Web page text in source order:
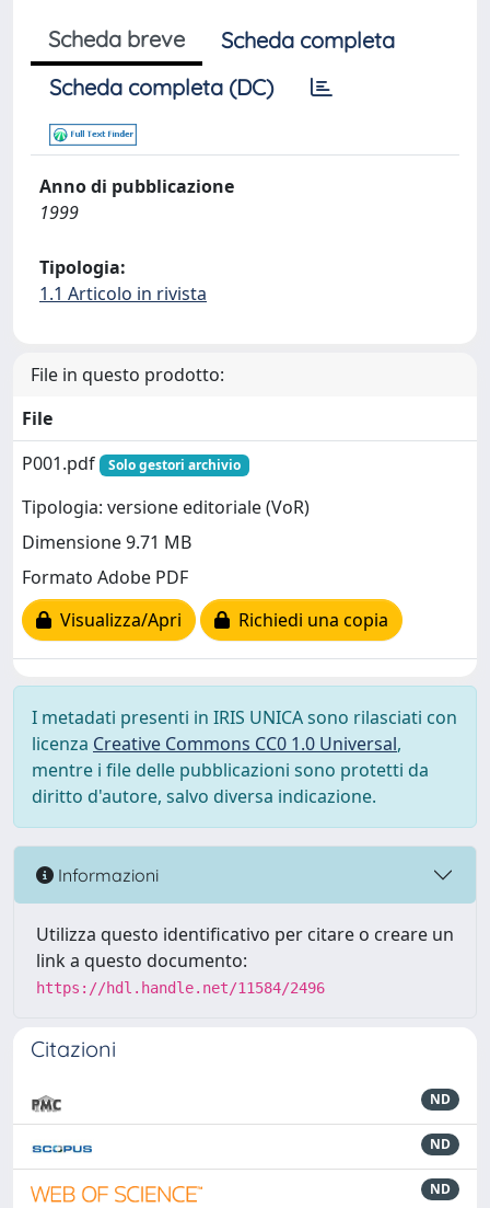
Scheda breve
Scheda completa
Scheda completa (DC)
Anno di pubblicazione
1999
Tipologia:
1.1 Articolo in rivista
File in questo prodotto:
File
P001.pdf
Solo gestori archivio
Tipologia: versione editoriale (VoR)
Dimensione 9.71 MB
Formato Adobe PDF
Visualizza/Apri
Richiedi una copia
I metadati presenti in IRIS UNICA sono rilasciati con
licenza Creative Commons CC0 1.0 Universal,
mentre i file delle pubblicazioni sono protetti da
diritto d'autore, salvo diversa indicazione.
Informazioni
Utilizza questo identificativo per citare o creare un
link a questo documento:
https://hdl.handle.net/11584/2496
Citazioni
ND
ND
ND